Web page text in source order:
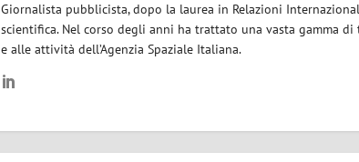
Giornalista pubblicista, dopo la laurea in Relazioni
scientifica. Nel corso degli anni ha trattato una vasta gamma
e alle attività dell’Agenzia Spaziale Italiana.